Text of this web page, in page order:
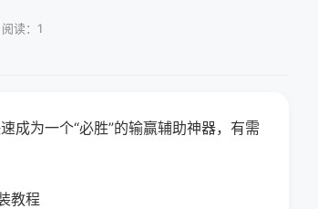
读：1
成为一个“必胜”的输赢辅助神器，有需
教程